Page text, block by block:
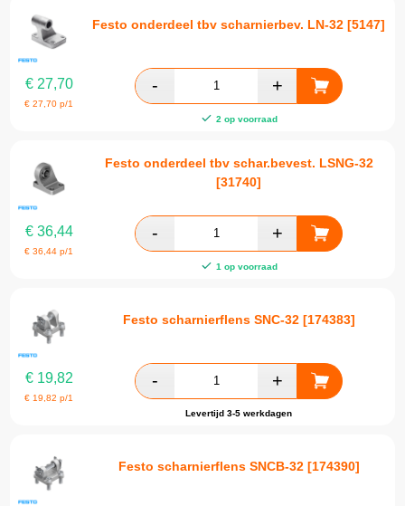
Festo onderdeel tbv scharnierbev. LN-32 [5147]
€27,70
€27,70 p/1
2 op voorraad
Festo onderdeel tbv schar.bevest. LSNG-32
[31740]
€36,44
€36,44 p/1
1 op voorraad
Festo scharnierflens SNC-32 [174383]
€19,82
€ 19,82 p/1
Levertijd 3-5 werkdagen
Festo scharnierflens SNCB-32 [174390]